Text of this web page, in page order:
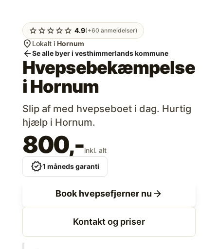
starstarstarstarstar 4.9(+60 anmeldelser)
location_on Lokalt i Hornum
arrow_backSe alle byer i vesthimmerlands kommune
Hvepsebekæmpelse
iHornum
Slip af med hvepseboet i dag. Hurtig
hjælp i Hornum.
800,-inkl. alt
verified1 måneds garanti
Book hvepsefjerner nu arrow_forward
Kontakt og priser